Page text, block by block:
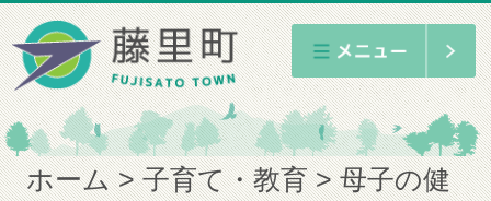
ホーム 子育て・教育
母子の健